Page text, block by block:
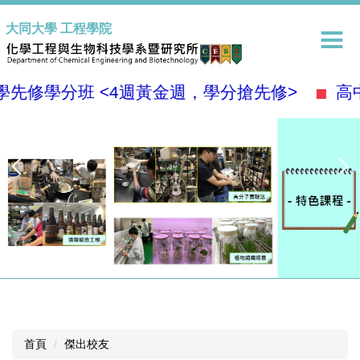
到
主
要
容
大同大學 工程學院
班 <4週黃金週，學分搶先修> 高中生請點
首頁 傑出校友